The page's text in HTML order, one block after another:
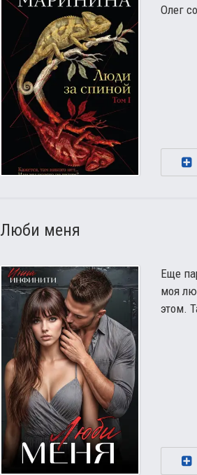
Олег
Люби меня
Еще
моя
этом.